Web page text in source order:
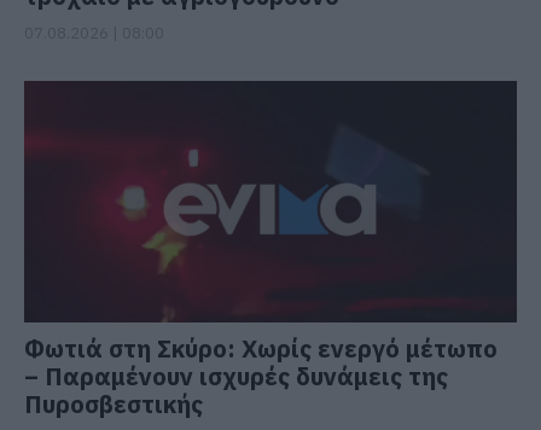
Φωτιά στη Σκύρο: Χωρίς ενεργό μέτωπο
– Παραμένουν ισχυρές δυνάμεις της
Πυροσβεστικής